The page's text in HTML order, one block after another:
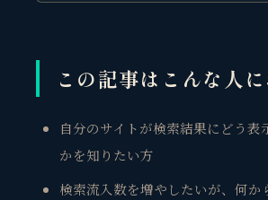
この記事はこんな人
自分のサイトが検索結果にどう表
かを知りたい方
検索流入数を増やしたいが、何か